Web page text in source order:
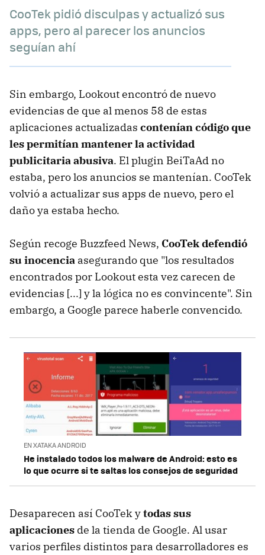
CooTek pidió disculpas y actualizó sus
apps, pero al parecer los anuncios
seguían ahí
Sin embargo, Lookout encontró de nuevo
evidencias de que al menos 58 de estas
aplicaciones actualizadas contenían código que
les permitían mantener la actividad
publicitaria abusiva. El plugin BeiTaAd no
estaba, pero los anuncios se mantenían. CooTek
volvió a actualizar sus apps de nuevo, pero el
daño ya estaba hecho.
Según recoge Buzzfeed News, CooTek defendió
su inocencia asegurando que "los resultados
encontrados por Lookout esta vez carecen de
evidencias [...] y la lógica no es convincente". Sin
embargo, a Google parece haberle convencido.
EN XATAKA ANDROID
He instalado todos los malware de Android: esto es
lo que ocurre si te saltas los consejos de seguridad
Desaparecen así CooTek ytodas sus
aplicaciones de la tienda de Google. Al usar
varios perfiles distintos para desarrolladores es